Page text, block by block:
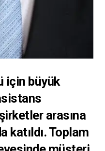
için büyük
arasına
katıldı. Toplam